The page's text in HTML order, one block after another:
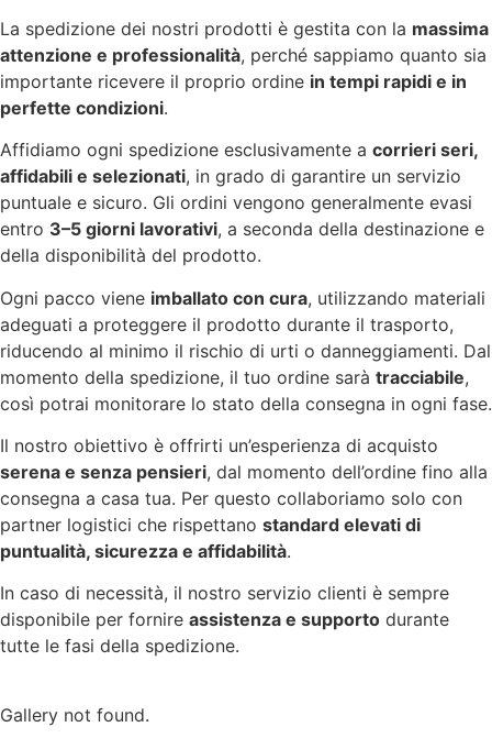
La spedizione dei nostri prodotti è gestita con la massima
attenzione e professionalità, perché sappiamo quanto sia
importante ricevere il proprio ordine in tempi rapidi e in
perfette condizioni.
Affidiamo ogni spedizione esclusivamente a corrieri seri,
affidabili e selezionati, in grado di garantire un servizio
puntuale e sicuro. Gli ordini vengono generalmente evasi
entro 3–5 giorni lavorativi, a seconda della destinazione e
della disponibilità del prodotto.
Ogni pacco viene imballato con cura, utilizzando materiali
adeguati a proteggere il prodotto durante il trasporto,
riducendo al minimo il rischio di urti o danneggiamenti. Dal
momento della spedizione, il tuo ordine sarà tracciabile,
così potrai monitorare lo stato della consegna in ogni fase.
Il nostro obiettivo è offrirti un’esperienza di acquisto
serena e senza pensieri, dal momento dell’ordine fino alla
consegna a casa tua. Per questo collaboriamo solo con
partner logistici che rispettano standard elevati di
puntualità, sicurezza e affidabilità.
In caso di necessità, il nostro servizio clienti è sempre
disponibile per fornire assistenza e supporto durante
tutte le fasi della spedizione.
Gallery not found.